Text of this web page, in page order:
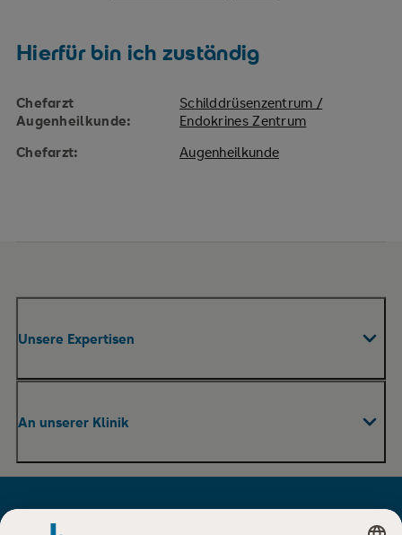
Hierfür bin ich zuständig
Chefarzt
Augenheilkunde:
Schilddrüsenzentrum /
Endokrines Zentrum
Chefarzt:
Augenheilkunde
Unsere Expertisen
Praxen
Pflege
An unserer Klinik
Ihr Aufenthalt
Für Besucher